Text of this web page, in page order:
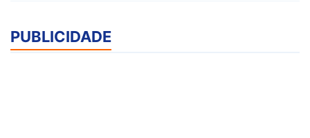
PUBLICIDADE